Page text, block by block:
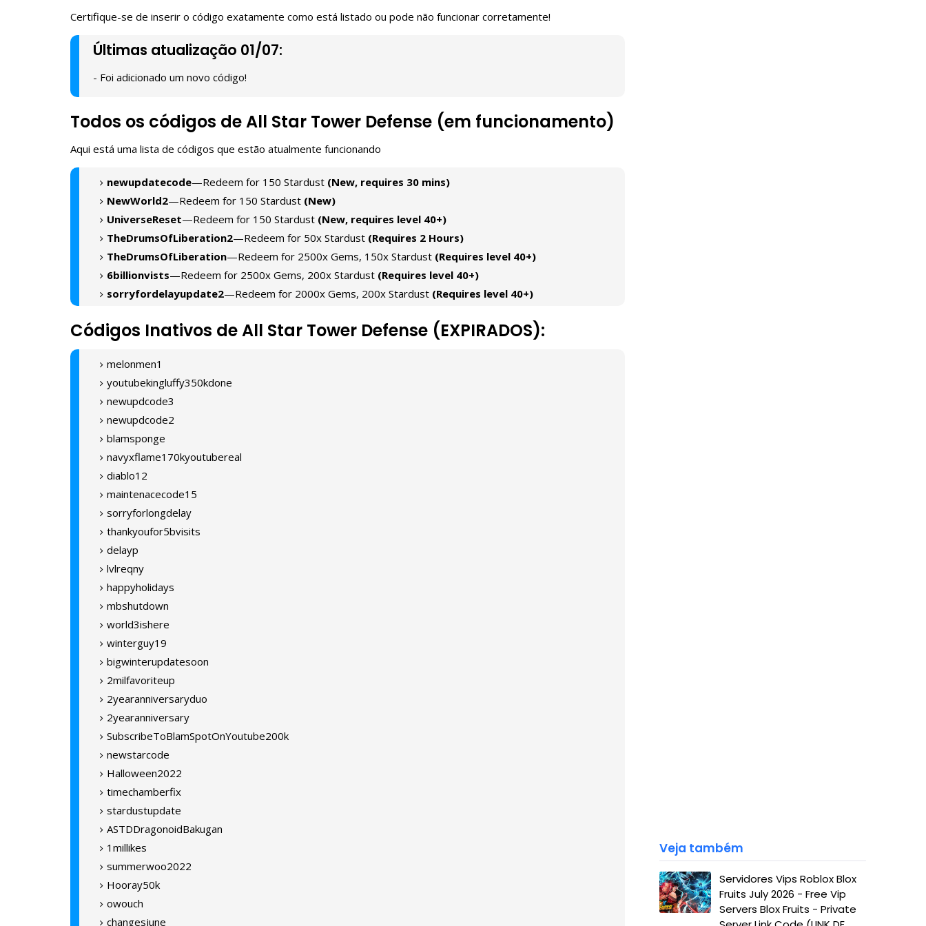
Certifique-se de inserir o código exatamente como está listado ou pode não funcionar corretamente!
Últimas atualização 01/07:
- Foi adicionado um novo código!
Todos os códigos de All Star Tower Defense (em funcionamento)
Aqui está uma lista de códigos que estão atualmente funcionando
newupdatecode—Redeem for 150 Stardust (New, requires 30 mins)
NewWorld2—Redeem for 150 Stardust (New)
UniverseReset—Redeem for 150 Stardust (New, requires level 40+)
TheDrumsOfLiberation2—Redeem for 50x Stardust (Requires 2 Hours)
TheDrumsOfLiberation—Redeem for 2500x Gems, 150x Stardust (Requires level 40+)
6billionvists—Redeem for 2500x Gems, 200x Stardust (Requires level 40+)
sorryfordelayupdate2—Redeem for 2000x Gems, 200x Stardust (Requires level 40+)
Códigos Inativos de All Star Tower Defense (EXPIRADOS):
melonmen1
youtubekingluffy350kdone
newupdcode3
newupdcode2
blamsponge
navyxflame170kyoutubereal
diablo12
maintenacecode15
sorryforlongdelay
thankyoufor5bvisits
delayp
lvlreqny
happyholidays
mbshutdown
world3ishere
winterguy19
bigwinterupdatesoon
2milfavoriteup
2yearanniversaryduo
2yearanniversary
SubscribeToBlamSpotOnYoutube200k
newstarcode
Halloween2022
timechamberfix
stardustupdate
ASTDDragonoidBakugan
1millikes
summerwoo2022
Hooray50k
owouch
changesjune
Veja também
Servidores Vips Roblox Blox
Fruits July 2026 - Free Vip
Servers Blox Fruits - Private